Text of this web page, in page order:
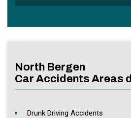
North Bergen
Car Accidents Areas
Drunk Driving Accidents